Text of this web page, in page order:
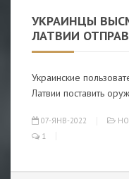
УКРАИНЦЫ
ЛАТВИИ
Украинские
Латвии поставить
07-ЯНВ-2022
1